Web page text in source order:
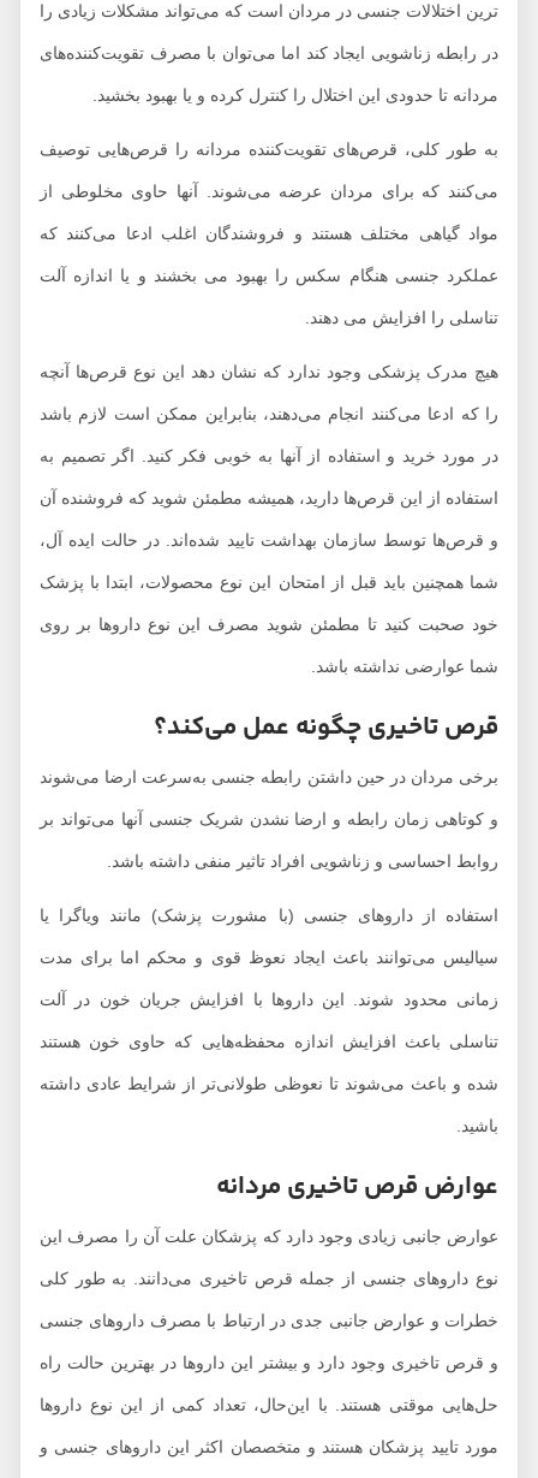
ترین اختلالات جنسی در مردان است که می‌تواند مشکلات زیادی را
در رابطه زناشویی ایجاد کند اما می‌توان با مصرف تقویت‌کننده‌های
مردانه تا حدودی این اختلال را کنترل کرده و یا بهبود بخشید.
به طور کلی، قرص‌های تقویت‌کننده مردانه را قرص‌هایی توصیف
می‌کنند که برای مردان عرضه می‌شوند. آنها حاوی مخلوطی از
مواد گیاهی مختلف هستند و فروشندگان اغلب ادعا می‌کنند که
عملکرد جنسی هنگام سکس را بهبود می بخشند و یا اندازه آلت
تناسلی را افزایش می دهند.
هیچ مدرک پزشکی وجود ندارد که نشان دهد این نوع قرص‌ها آنچه
را که ادعا می‌کنند انجام می‌دهند، بنابراین ممکن است لازم باشد
در مورد خرید و استفاده از آنها به خوبی فکر کنید. اگر تصمیم به
استفاده از این قرص‌ها دارید، همیشه مطمئن شوید که فروشنده آن
و قرص‌ها توسط سازمان بهداشت تایید شده‌اند. در حالت ایده آل،
شما همچنین باید قبل از امتحان این نوع محصولات، ابتدا با پزشک
خود صحبت کنید تا مطمئن شوید مصرف این نوع داروها بر روی
شما عوارضی نداشته باشد.
قرص تاخیری چگونه عمل می‌کند؟
برخی مردان در حین داشتن رابطه جنسی به‌سرعت ارضا می‌شوند
و کوتاهی زمان رابطه و ارضا نشد‌ن شریک جنسی آنها می‌تواند بر
روابط احساسی و زناشویی افراد تاثیر منفی داشته باشد.
استفاده از داروهای جنسی (با مشورت پزشک) مانند ویاگرا یا
سیالیس می‌توانند باعث ایجاد نعوظ قوی و محکم اما برای مدت
زمانی محدود شوند. این داروها با افزایش جریان خون در آلت
تناسلی باعث افزایش اندازه محفظه‌هایی که حاوی خون هستند
شده و باعث می‌شوند تا نعوظی طولانی‌تر از شرایط عادی داشته
باشید.
عوارض قرص تاخيري مردانه
عوارض جانبی زیادی وجود دارد که پزشکان علت آن‌ را مصرف این
نوع داروهای جنسی از جمله قرص تاخیری می‌دانند. به طور کلی
خطرات و عوارض جانبی جدی در ارتباط با مصرف داروهای جنسی
و قرص تاخیری وجود دارد و بیشتر این داروها در بهترین حالت راه
حل‌هایی موقتی هستند. با این‌حال، تعداد کمی از این نوع داروها
مورد تایید پزشکان هستند و متخصصان اکثر این داروهای جنسی و